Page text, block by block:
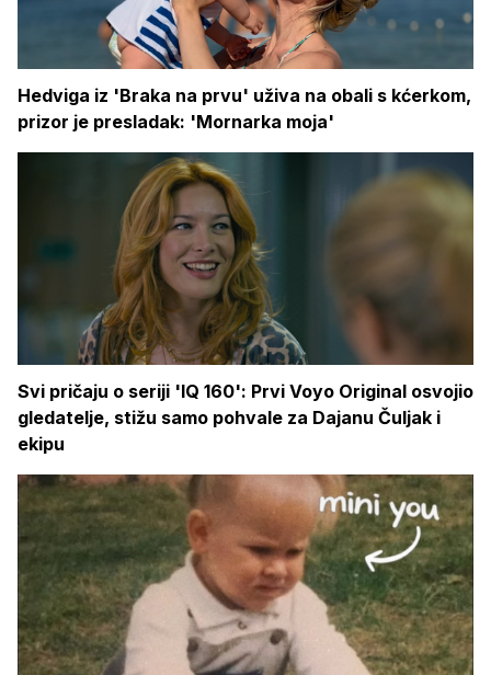
Hedviga iz 'Braka na prvu' uživa na obali s kćerkom,
prizor je presladak: 'Mornarka moja'
Svi pričaju o seriji 'IQ 160': Prvi Voyo Original osvojio
gledatelje, stižu samo pohvale za Dajanu Čuljak i
ekipu